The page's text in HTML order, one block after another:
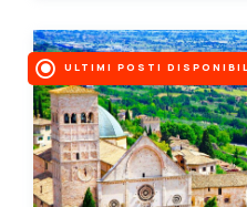
ULTIMI POSTI